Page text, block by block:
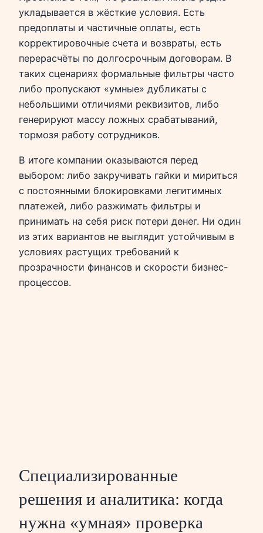
укладывается в жёсткие условия. Есть
предоплаты и частичные оплаты, есть
корректировочные счета и возвраты, есть
перерасчёты по долгосрочным договорам. В
таких сценариях формальные фильтры часто
либо пропускают «умные» дубликаты с
небольшими отличиями реквизитов, либо
генерируют массу ложных срабатываний,
тормозя работу сотрудников.
В итоге компании оказываются перед
выбором: либо закручивать гайки и мириться
с постоянными блокировками легитимных
платежей, либо разжимать фильтры и
принимать на себя риск потери денег. Ни один
из этих вариантов не выглядит устойчивым в
условиях растущих требований к
прозрачности финансов и скорости бизнес-
процессов.
Специализированные
решения и аналитика: когда
нужна «умная» проверка